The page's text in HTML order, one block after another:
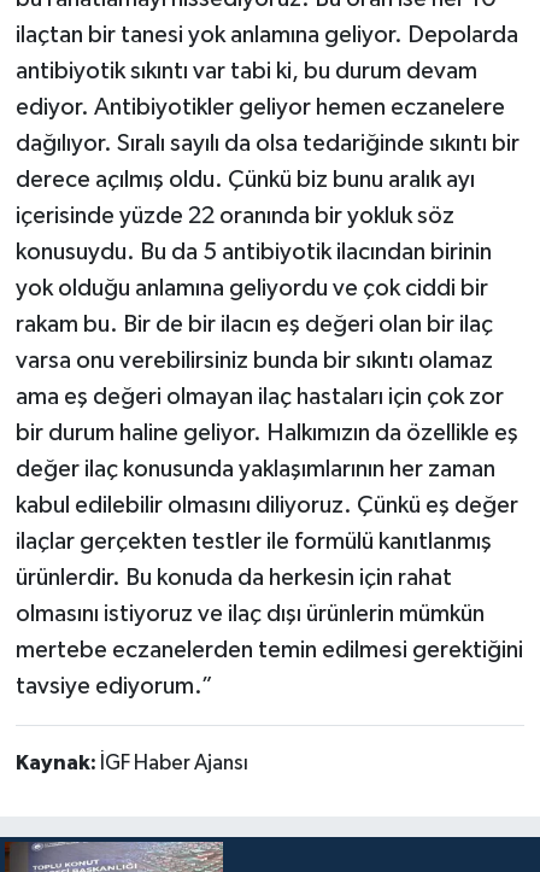
ilaçtan bir tanesi yok anlamına geliyor. Depolarda
antibiyotik sıkıntı var tabi ki, bu durum devam
ediyor. Antibiyotikler geliyor hemen eczanelere
dağılıyor. Sıralı sayılı da olsa tedariğinde sıkıntı bir
derece açılmış oldu. Çünkü biz bunu aralık ayı
içerisinde yüzde 22 oranında bir yokluk söz
konusuydu. Bu da 5 antibiyotik ilacından birinin
yok olduğu anlamına geliyordu ve çok ciddi bir
rakam bu. Bir de bir ilacın eş değeri olan bir ilaç
varsa onu verebilirsiniz bunda bir sıkıntı olamaz
ama eş değeri olmayan ilaç hastaları için çok zor
bir durum haline geliyor. Halkımızın da özellikle eş
değer ilaç konusunda yaklaşımlarının her zaman
kabul edilebilir olmasını diliyoruz. Çünkü eş değer
ilaçlar gerçekten testler ile formülü kanıtlanmış
ürünlerdir. Bu konuda da herkesin için rahat
olmasını istiyoruz ve ilaç dışı ürünlerin mümkün
mertebe eczanelerden temin edilmesi gerektiğini
tavsiye ediyorum.”
Kaynak: İGF Haber Ajansı